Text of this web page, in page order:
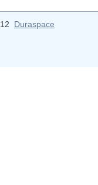
Duraspace